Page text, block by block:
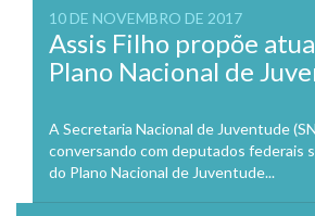
10 DE NOVEMBRO DE 2017
Assis Filho propõe
Plano Nacional de
A Secretaria Nacional de Juventude
conversando com deputados federais
do Plano Nacional de Juventude...